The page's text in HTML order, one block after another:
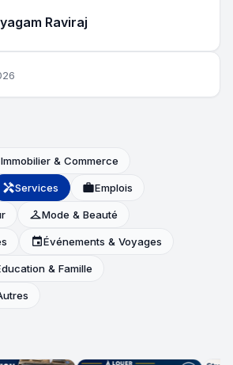
Raviraj
Immobilier & Commerce
handymanServices workEmplois
checkroomMode & Beauté
eventÉvénements & Voyages
& Famille